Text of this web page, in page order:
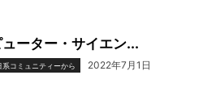
ューター・サイエン...
系コミュニティーから 2022年7月1日